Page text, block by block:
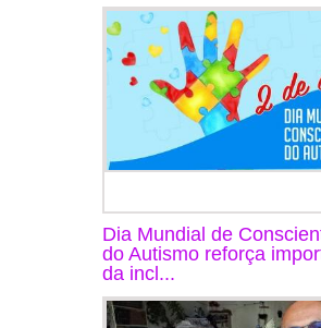
Dia Mundial de
do Autismo reforça
da incl...